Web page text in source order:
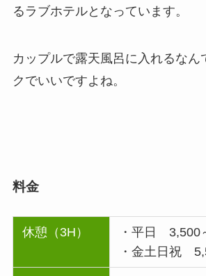
るラブホテルとなっています。
カップルで露天風呂に入れるなん
クでいいですよね。
料金
休憩（3H）
・平日 3,500
・金土日祝